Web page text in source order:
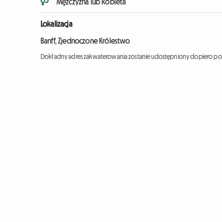
Lokalizacja
Banff, Zjednoczone Królestwo
Dokładny adres zakwaterowania zostanie udostępniony dopiero